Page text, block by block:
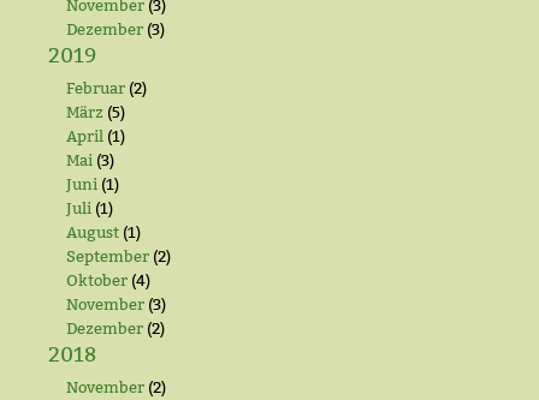
November (3)
Dezember (3)
2019
Februar (2)
März (5)
April (1)
Mai (3)
Juni (1)
Juli (1)
August (1)
September (2)
Oktober (4)
November (3)
Dezember (2)
2018
November (2)